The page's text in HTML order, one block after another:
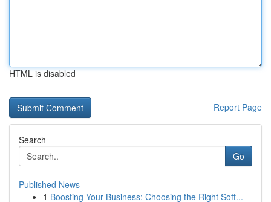
HTML is disabled
Report Page
Search
Go
Published News
1 Boosting Your Business: Choosing the Right Soft...